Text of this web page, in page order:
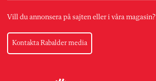
Vill du annonsera på sajten eller i våra magasin?
Kontakta Rabalder media